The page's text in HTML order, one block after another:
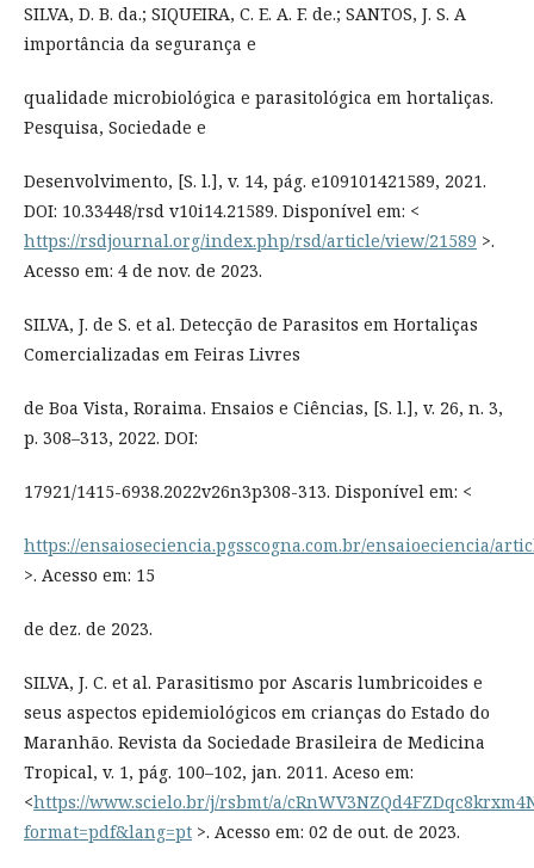
SILVA, D. B. da.; SIQUEIRA, C. E. A. F. de.; SANTOS, J. S. A
importância da segurança e
qualidade microbiológica e parasitológica em hortaliças.
Pesquisa, Sociedade e
Desenvolvimento, [S. l.], v. 14, pág. e109101421589, 2021.
DOI: 10.33448/rsd v10i14.21589. Disponível em: <
https://rsdjournal.org/index.php/rsd/article/view/21589 >.
Acesso em: 4 de nov. de 2023.
SILVA, J. de S. et al. Detecção de Parasitos em Hortaliças
Comercializadas em Feiras Livres
de Boa Vista, Roraima. Ensaios e Ciências, [S. l.], v. 26, n. 3,
p. 308–313, 2022. DOI:
17921/1415-6938.2022v26n3p308-313. Disponível em: <
https://ensaioseciencia.pgsscogna.com.br/ensaioeciencia/
>. Acesso em: 15
de dez. de 2023.
SILVA, J. C. et al. Parasitismo por Ascaris lumbricoides e
seus aspectos epidemiológicos em crianças do Estado do
Maranhão. Revista da Sociedade Brasileira de Medicina
Tropical, v. 1, pág. 100–102, jan. 2011. Aceso em:
<https://www.scielo.br/j/rsbmt/a/
format=pdf&lang=pt >. Acesso em: 02 de out. de 2023.